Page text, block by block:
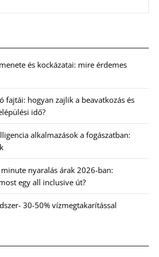
és kockázatai: mire érdemes
fajtái: hogyan zajlik a beavatkozás és
idő?
alkalmazások a fogászatban:
nyaralás árak 2026-ban:
egy all inclusive út?
30-50% vízmegtakarítással